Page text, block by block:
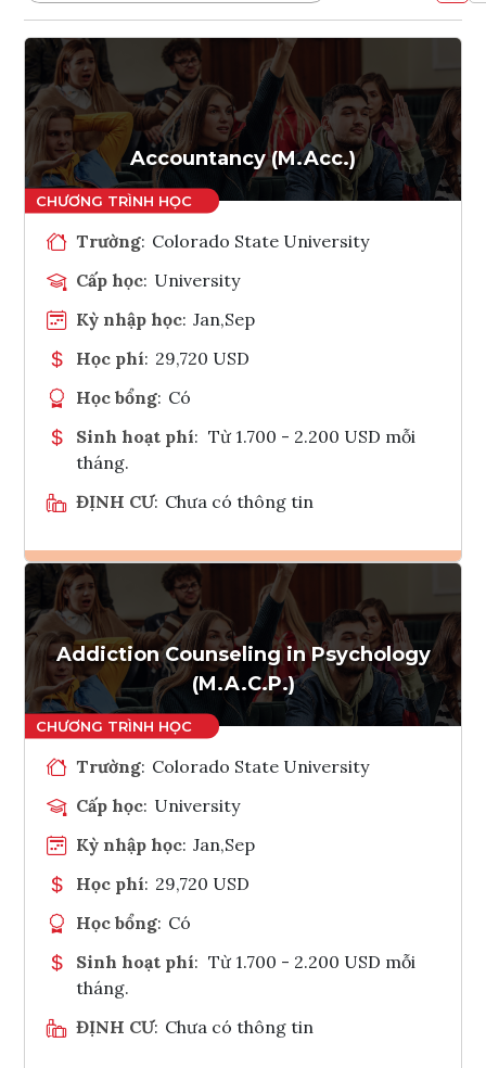
Accountancy (M.Acc.)
Trường: Colorado State University
Cấp học: University
Kỳ nhập học: Jan,Sep
Học phí: 29,720 USD
Học bổng: Có
Sinh hoạt phí: Từ 1.700 - 2.200 USD mỗi
tháng.
ĐỊNH CƯ: Chưa có thông tin
Ghi danh
Tham vấn Interlink
Addiction Counseling in Psychology
(M.A.C.P.)
Trường: Colorado State University
Cấp học: University
Kỳ nhập học: Jan,Sep
Học phí: 29,720 USD
Học bổng: Có
Sinh hoạt phí: Từ 1.700 - 2.200 USD mỗi
tháng.
ĐỊNH CƯ: Chưa có thông tin